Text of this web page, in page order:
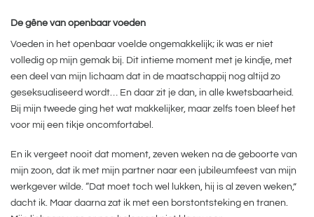
De gêne van openbaar voeden
Voeden in het openbaar voelde ongemakkelijk; ik was er niet
volledig op mijn gemak bij. Dit intieme moment met je kindje, met
een deel van mijn lichaam dat in de maatschappij nog altijd zo
geseksualiseerd wordt… En daar zit je dan, in alle kwetsbaarheid.
Bij mijn tweede ging het wat makkelijker, maar zelfs toen bleef het
voor mij een tikje oncomfortabel.
En ik vergeet nooit dat moment, zeven weken na de geboorte van
mijn zoon, dat ik met mijn partner naar een jubileumfeest van mijn
werkgever wilde. “Dat moet toch wel lukken, hij is al zeven weken,”
dacht ik. Maar daarna zat ik met een borstontsteking en tranen.